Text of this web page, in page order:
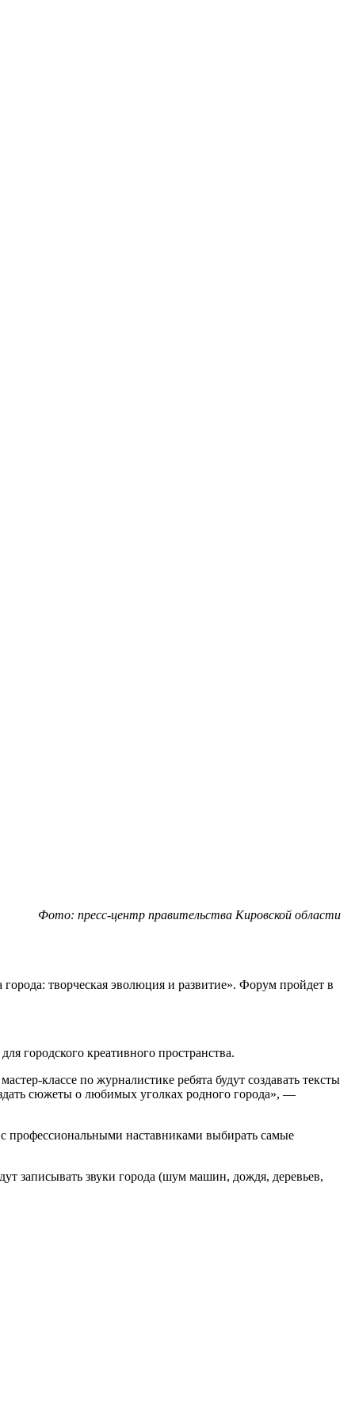
Фото: пресс-центр правительства Кировской области
творческая эволюция и развитие». Форум пройдет в
городского креативного пространства.
классе по журналистике ребята будут создавать тексты
сюжеты о любимых уголках родного города», —
профессиональными наставниками выбирать самые
записывать звуки города (шум машин, дождя, деревьев,